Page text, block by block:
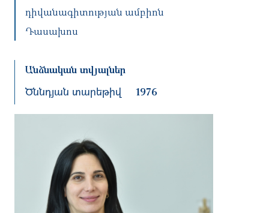
դիվանագիտության ամբիոն
Դասախոս
Անձնական տվյալներ
Ծննդյան տարեթիվ 1976